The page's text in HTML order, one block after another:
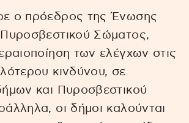
ο πρόεδρος της Ένωσης
Σώματος,
των ελέγχων στις
κινδύνου, σε
και Πυροσβεστικού
οι δήμοι καλούνται